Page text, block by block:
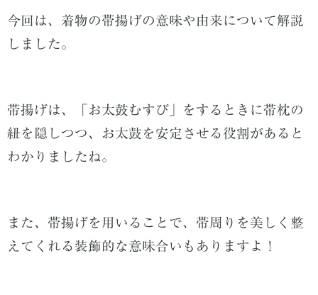
今回は、着物の帯揚げの意味や由来について解説
しました。
帯揚げは、「お太鼓むすび」をするときに帯枕の
紐を隠しつつ、お太鼓を安定させる役割があると
わかりましたね。
また、帯揚げを用いることで、帯周りを美しく整
えてくれる装飾的な意味合いもありますよ！